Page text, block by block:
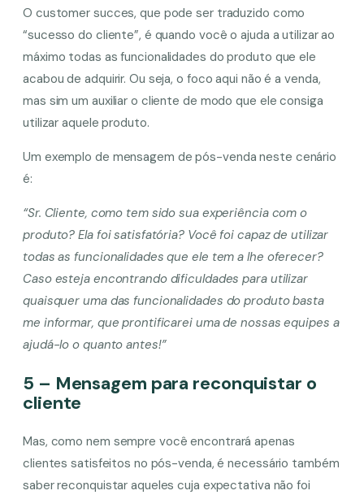
O customer succes, que pode ser traduzido como
“sucesso do cliente”, é quando você o ajuda a utilizar ao
máximo todas as funcionalidades do produto que ele
acabou de adquirir. Ou seja, o foco aqui não é a venda,
mas sim um auxiliar o cliente de modo que ele consiga
utilizar aquele produto.
Um exemplo de mensagem de pós-venda neste cenário
é:
“Sr. Cliente, como tem sido sua experiência com o
produto? Ela foi satisfatória? Você foi capaz de utilizar
todas as funcionalidades que ele tem a lhe oferecer?
Caso esteja encontrando dificuldades para utilizar
quaisquer uma das funcionalidades do produto basta
me informar, que prontificarei uma de nossas equipes a
ajudá-lo o quanto antes!”
5 – Mensagem para reconquistar o
cliente
Mas, como nem sempre você encontrará apenas
clientes satisfeitos no pós-venda, é necessário também
saber reconquistar aqueles cuja expectativa não foi